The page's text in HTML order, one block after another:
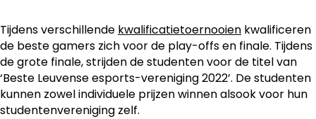
Tijdens verschillende kwalificatietoernooien kwalificeren
de beste gamers zich voor de play-offs en finale. Tijdens
de grote finale, strijden de studenten voor de titel van
‘Beste Leuvense esports-vereniging 2022’. De studenten
kunnen zowel individuele prijzen winnen alsook voor hun
studentenvereniging zelf.